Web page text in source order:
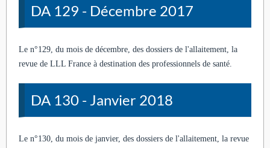
DA 129 - Décembre 2017
Le n°129, du mois de décembre, des dossiers de l'allaitement, la
revue de LLL France à destination des professionnels de santé.
DA 130 - Janvier 2018
Le n°130, du mois de janvier, des dossiers de l'allaitement, la revue